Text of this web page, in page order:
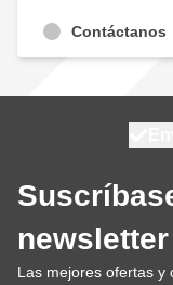
Contáctanos
newsletter
Las mejores ofertas y